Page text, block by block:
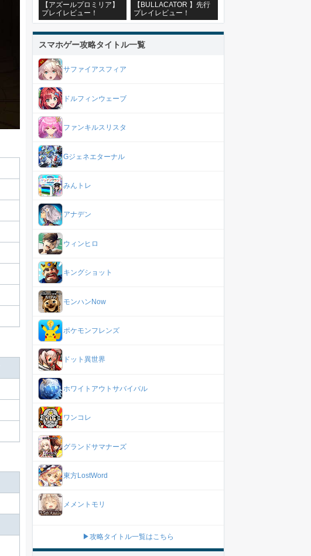
【アズールプロミリア】
プレイレビュー！
【BULLACATOR 】先行
プレイレビュー！
スマホゲー攻略タイトル一覧
サファイアスフィア
ドルフィンウェーブ
ファンキルスリスタ
Gジェネエターナル
みんトレ
アナデン
ウィンヒロ
キングショット
モンハンNow
ポケモンフレンズ
ドット異世界
ホワイトアウトサバイバル
ワンコレ
グランドサマナーズ
東方LostWord
メメントモリ
▶攻略タイトル一覧はこちら